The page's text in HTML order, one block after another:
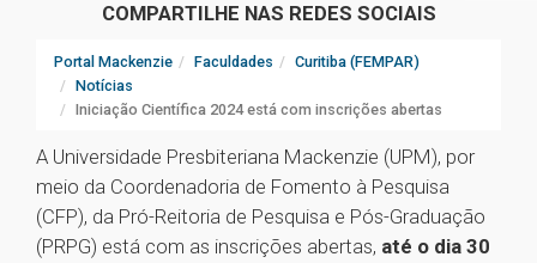
COMPARTILHE NAS REDES SOCIAIS
Portal Mackenzie Faculdades
Curitiba (FEMPAR)
Notícias
Iniciação Científica 2024 está com inscrições abertas
A Universidade Presbiteriana Mackenzie (UPM), por
meio da Coordenadoria de Fomento à Pesquisa
(CFP), da Pró-Reitoria de Pesquisa e Pós-Graduação
(PRPG) está com as inscrições abertas, até o dia 30